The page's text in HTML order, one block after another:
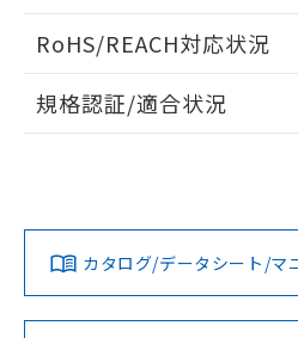
ドすることができます。
ログイン/会
ダウンロードデータをご利用いた
みください。
ソフトウェアの使用条件
RoHS/REACH対応状況
EU RoHS 注意事項・凡例
対応済み
規格認証/適合状況
LR型式承認
（イギリス
DNV型式承認
（ノルウェー
カタログ/データシート/マ